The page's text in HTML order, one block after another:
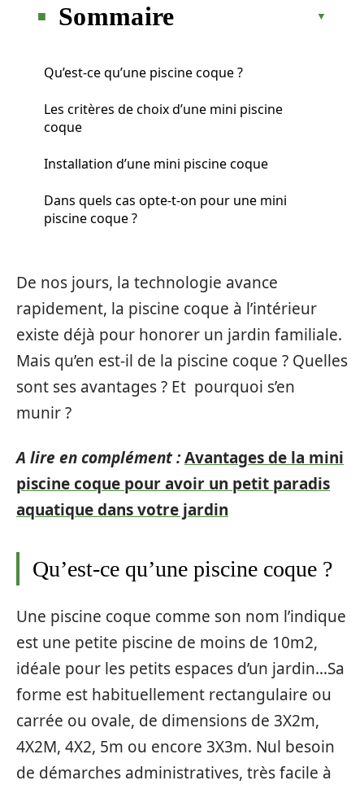
Sommaire
Qu’est-ce qu’une piscine coque ?
Les critères de choix d’une mini piscine
coque
Installation d’une mini piscine coque
Dans quels cas opte-t-on pour une mini
piscine coque ?
De nos jours, la technologie avance
rapidement, la piscine coque à l’intérieur
existe déjà pour honorer un jardin familiale.
Mais qu’en est-il de la piscine coque ? Quelles
sont ses avantages ? Et pourquoi s’en
munir ?
A lire en complément :Avantages de la mini
piscine coque pour avoir un petit paradis
aquatique dans votre jardin
Qu’est-ce qu’une piscine coque ?
Une piscine coque comme son nom l’indique
est une petite piscine de moins de 10m2,
idéale pour les petits espaces d’un jardin…Sa
forme est habituellement rectangulaire ou
carrée ou ovale, de dimensions de 3X2m,
4X2M, 4X2, 5m ou encore 3X3m. Nul besoin
de démarches administratives, très facile à